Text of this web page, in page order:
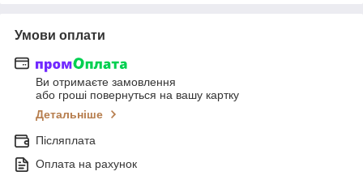
Умови оплати
Ви отримаєте замовлення
або гроші повернуться на вашу картку
Детальніше
Післяплата
Оплата на рахунок